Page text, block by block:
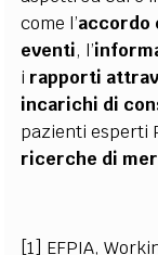
come l’accordo
eventi, l’
i rapporti
incarichi di
pazienti esperti
ricerche di
[1] EFPIA,